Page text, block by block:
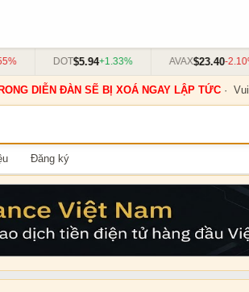
$5.94+1.33% AVAX$23.40-2.10%
DIỄN ĐÀN SẼ BỊ XOÁ NGAY LẬP TỨC· Vui
Đăng ký